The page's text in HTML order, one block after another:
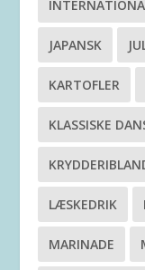
JAPANSK
KARTOFLER
KLASSISKE
LÆSKEDRIK
MARINADE